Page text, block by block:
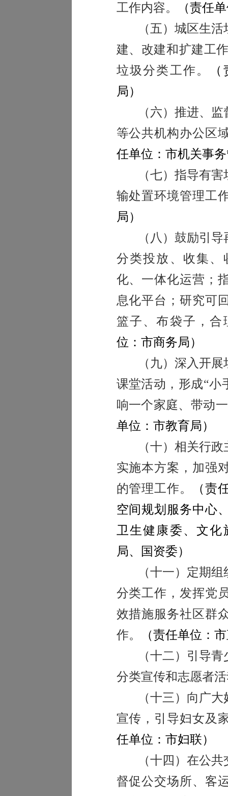
工作内容。
（责任
（五）城区生
建、改建和扩建工
垃圾分类工作。
局）
（六）推进、
等公共机构办公区
任单位：市机关事
（七）指导有
输处置环境管理工
局）
（八）鼓励引
分类投放、收集、
化、一体化运营；
息化平台；研究可
篮子、布袋子，
位：市商务局）
（九）深入开
课堂活动，形成“小
响一个家庭、带动
单位：市教育局）
（十）相关行
实施本方案，加强
的管理工作。
（责
空间规划服务中心
卫生健康委、文
局、国资委）
（十一）定期
分类工作，发挥党
效措施服务社区群
作。
（责任单位：
（十二）引导
分类宣传和志愿者
（十三）向广
宣传，引导妇女及
任单位：市妇联）
（十四）在公
督促公交场所、客